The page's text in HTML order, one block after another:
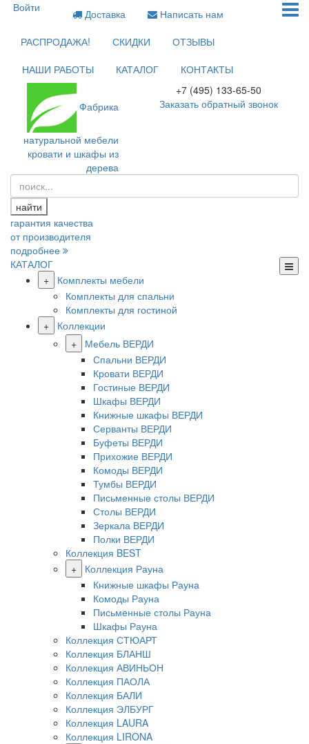
Войти Доставка
Написать нам
РАСПРОДАЖА!
СКИДКИ
ОТЗЫВЫ
НАШИ РАБОТЫ
КАТАЛОГ КОНТАКТЫ
Фабрика
натуральной мебели
кровати и шкафы из
дерева
+7 (495) 133-65-50
Заказать обратный звонок
найти
гарантия качества
от производителя
подробнее
КАТАЛОГ
+
Комплекты мебели
Комплекты для спальни
Комплекты для гостиной
+
Коллекции
+
Мебель ВЕРДИ
Спальни ВЕРДИ
Кровати ВЕРДИ
Гостиные ВЕРДИ
Шкафы ВЕРДИ
Книжные шкафы ВЕРДИ
Серванты ВЕРДИ
Буфеты ВЕРДИ
Прихожие ВЕРДИ
Комоды ВЕРДИ
Тумбы ВЕРДИ
Письменные столы ВЕРДИ
Столы ВЕРДИ
Зеркала ВЕРДИ
Полки ВЕРДИ
Коллекция BEST
+
Коллекция Рауна
Книжные шкафы Рауна
Комоды Рауна
Письменные столы Рауна
Шкафы Рауна
Коллекция СТЮАРТ
Коллекция БЛАНШ
Коллекция АВИНЬОН
Коллекция ПАОЛА
Коллекция БАЛИ
Коллекция ЭЛБУРГ
Коллекция LAURA
Коллекция LIRONA